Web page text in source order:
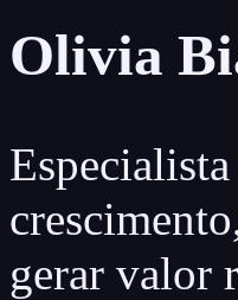
Olivia
gerar valor